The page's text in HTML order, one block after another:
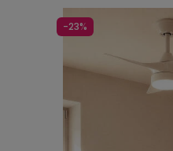
-23%